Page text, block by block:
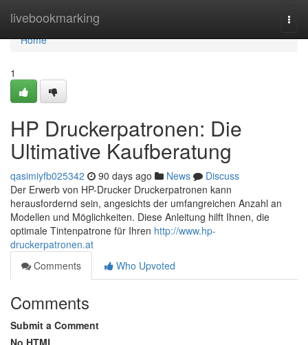
livebookmarking
Home
Home
1
HP Druckerpatronen: Die
Ultimative Kaufberatung
qasimiyfb025342 90 days ago News
Discuss
Der Erwerb von HP-Drucker Druckerpatronen kann
herausfordernd sein, angesichts der umfangreichen Anzahl an
Modellen und Möglichkeiten. Diese Anleitung hilft Ihnen, die
optimale Tintenpatrone für Ihren http://www.hp-
druckerpatronen.at
Comments
Who Upvoted
Comments
Submit a Comment
No HTML